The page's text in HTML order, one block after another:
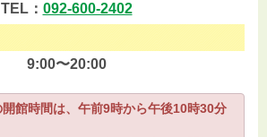
TEL： 092-600-2402
9:00〜20:00
館時間は、午前9時から午後10時30分